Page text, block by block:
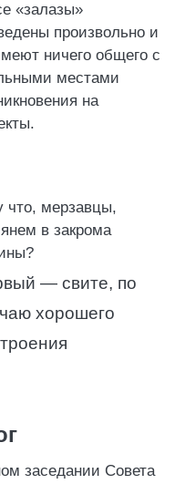
«залазы»
произвольно и
ничего общего с
местами
на
что, мерзавцы,
в закрома
— свите, по
хорошего
заседании Совета